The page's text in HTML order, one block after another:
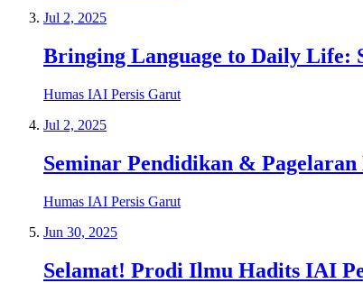
Jul 2, 2025
Bringing Language to Daily Life:
Humas IAI Persis Garut
Jul 2, 2025
Seminar Pendidikan &
Humas IAI Persis Garut
Jun 30, 2025
Selamat! Prodi Ilmu Hadits IAI